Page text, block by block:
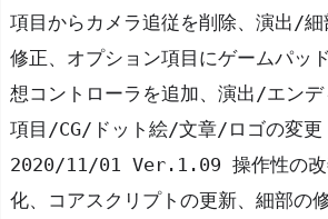
項目からカメラ追従を削除、演出/
修正、オプション項目にゲームパッ
想コントローラを追加、演出/エン
項目/CG/ドット絵/文章/ロゴの変更
2020/11/01 Ver.1.09 操作性の改
化、コアスクリプトの更新、細部の